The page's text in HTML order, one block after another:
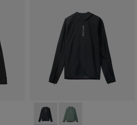
- N2CMRJ1-001- N2CMRJ1-002